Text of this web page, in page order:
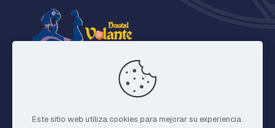
Instagram
Este sitio web utiliza cookies para mejorar su experiencia.